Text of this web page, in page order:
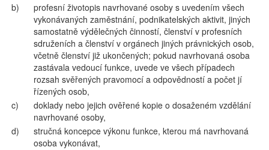
b)
profesní životopis navrhované osoby s uvedením všech
vykonávaných zaměstnání, podnikatelských aktivit, jiných
samostatně výdělečných činností, členství v profesních
sdruženích a členství v orgánech jiných právnických osob,
včetně členství již ukončených; pokud navrhovaná osoba
zastávala vedoucí funkce, uvede ve všech případech
rozsah svěřených pravomocí a odpovědností a počet jí
řízených osob,
c)
doklady nebo jejich ověřené kopie o dosaženém vzdělání
navrhované osoby,
d)
stručná koncepce výkonu funkce, kterou má navrhovaná
osoba vykonávat,